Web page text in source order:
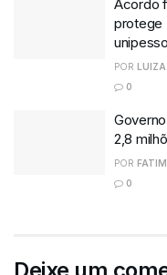
Acordo
protege
POR LUIZA
0
2,8
POR
0